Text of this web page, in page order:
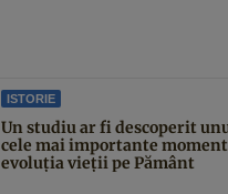
ISTORIE
Un studiu ar fi descoperit
cele mai importante
evoluția vieții pe Pământ